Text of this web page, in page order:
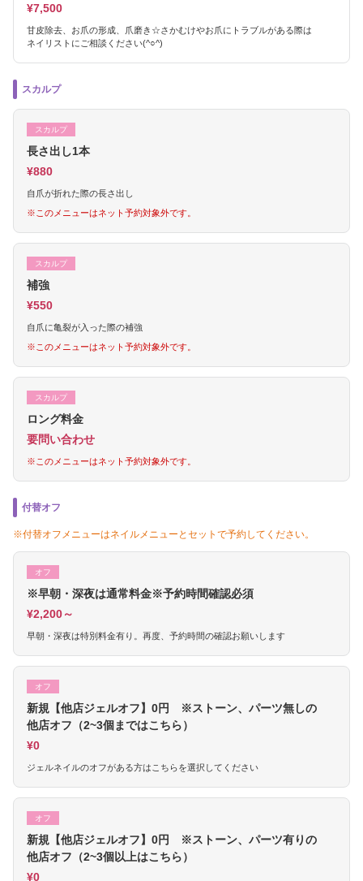
¥7,500
甘皮除去、お爪の形成、爪磨き☆さかむけやお爪にトラブルがある際は
ネイリストにご相談ください(^○^)
スカルプ
スカルプ
長さ出し1本
¥880
自爪が折れた際の長さ出し
※このメニューはネット予約対象外です。
スカルプ
補強
¥550
自爪に亀裂が入った際の補強
※このメニューはネット予約対象外です。
スカルプ
ロング料金
要問い合わせ
※このメニューはネット予約対象外です。
付替オフ
※付替オフメニューはネイルメニューとセットで予約してください。
オフ
※早朝・深夜は通常料金※予約時間確認必須
¥2,200～
早朝・深夜は特別料金有り。再度、予約時間の確認お願いします
オフ
新規【他店ジェルオフ】0円 ※ストーン、パーツ無しの
他店オフ（2~3個まではこちら）
¥0
ジェルネイルのオフがある方はこちらを選択してください
オフ
新規【他店ジェルオフ】0円 ※ストーン、パーツ有りの
他店オフ（2~3個以上はこちら）
¥0